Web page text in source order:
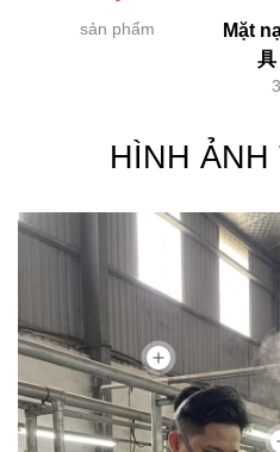
sản phẩm
Mặt
HÌNH